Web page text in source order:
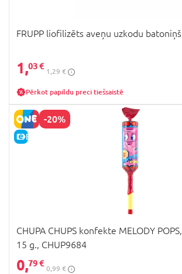
FRUPP liofilizēts aveņu uzkodu
1,03 €
1,29 €
Pērkot papildu preci tiešsaistē
-20%
E-CENA
CHUPA CHUPS konfekte MELODY
15 g., CHUP9684
0,79 €
0,99 €